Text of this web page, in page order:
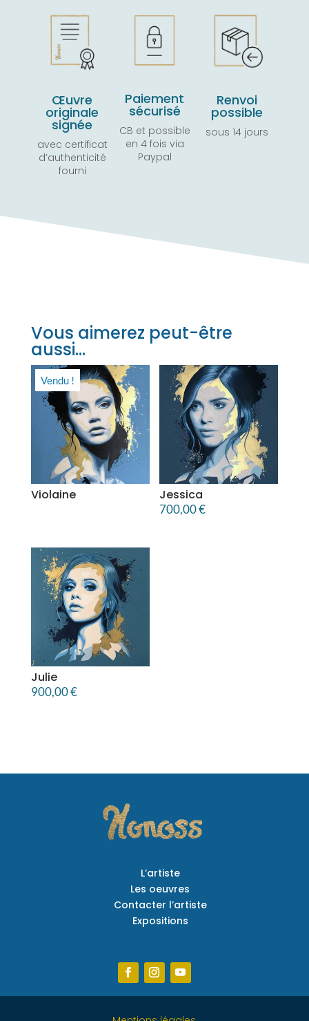
Œuvre
originale
signée
avec certificat
d’authenticité
fourni
Paiement
sécurisé
CB et possible
en 4 fois via
Paypal
Renvoi
possible
sous 14 jours
Vous aimerez peut-être
aussi…
Vendu !
Violaine Jessica
700,00€
Julie
900,00€
L’artiste
Les oeuvres
Contacter l’artiste
Expositions